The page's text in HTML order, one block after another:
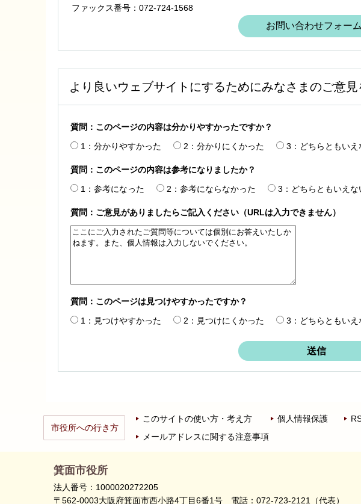
ファックス番号：072-724-1568
より良いウェブサイトにするためにみなさまのご意
質問：このページの内容は分かりやすかったですか？
1：分かりやすかった
2：分かりにくかった 3：どちらともいえ
質問：このページの内容は参考になりましたか？
1：参考になった
2：参考にならなかった 3：どちらともいえな
質問：ご意見がありましたらご記入ください（URLは入力できません）
質問：このページは見つけやすかったですか？
1：見つけやすかった
2：見つけにくかった 3：どちらともいえ
市役所への行き方
このサイトの使い方・考え方 個人情報保護
メールアドレスに関する注意事項
箕面市役所
法人番号：1000020272205
〒562-0003大阪府箕面市西小路4丁目6番1号 電話：072-723-2121（代表）